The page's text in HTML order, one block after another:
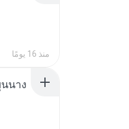
منذ 16 يومًا
นาง